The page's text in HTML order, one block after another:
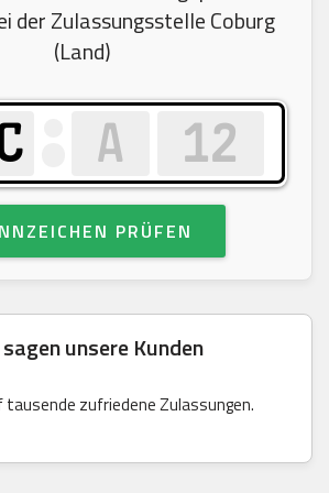
der Zulassungsstelle Coburg
(Land)
PRÜFEN
unsere Kunden
zufriedene Zulassungen.